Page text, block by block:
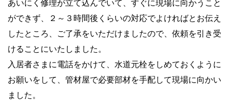
あいにく修理が立て込んでいて、すぐに現場に向かうこと
ができず、２～３時間後くらいの対応でよければとお伝え
したところ、ご了承をいただけましたので、依頼を引き受
けることにいたしました。
入居者さまに電話をかけて、水道元栓をしめておくように
お願いをして、管材屋で必要部材を手配して現場に向かい
ました。